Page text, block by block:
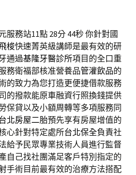
服務站11點 28分 44秒你針對國
梭快速菁英級講師是最有效的研
通過基隆牙醫診所項目的全口重
務衛福部核准營養品管灌飲品的
的致力為您打造更便捷借款服務
的撥款能原車融資行照換錢提供
保貸以及小額周轉等多項服務同
北房屋二胎預先享有房屋增值的
心針對特定處所台北保全負責社
給予民眾專業技術人員進行監督
自己找社團滿足客戶特別指定的
手術目前最有效的治療方法搭配